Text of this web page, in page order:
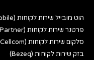
הוט מובייל שירות לקוחות (Hot Mobile)
פרטנר שירות לקוחות (Partner)
סלקום שירות לקוחות (Cellcom)
בזק שירות לקוחות (Bezeq)